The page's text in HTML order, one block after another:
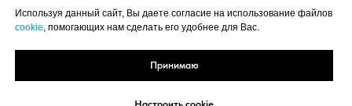
Используя данный сайт, Вы даете согласие на использование файлов
cookie, помогающих нам сделать его удобнее для Вас.
Принимаю